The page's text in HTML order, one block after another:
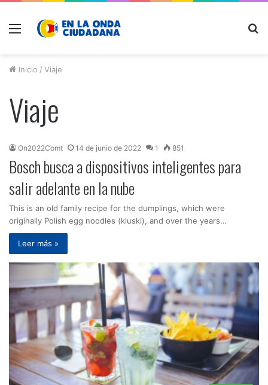
Menú
Inicio / Viaje
Viaje
On2022Comt 14 de junio de 2022 1 851
Bosch busca a dispositivos inteligentes para
salir adelante en la nube
This is an old family recipe for the dumplings, which were
originally Polish egg noodles (kluski), and over the years…
Leer más »